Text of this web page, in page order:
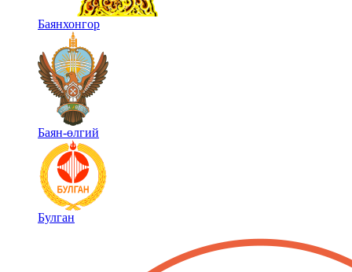
Баянхонгор
Баян-өлгий
Булган